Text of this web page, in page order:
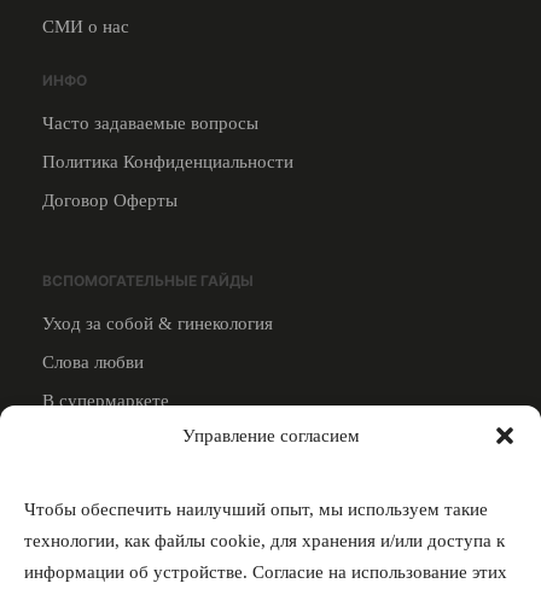
Управление согласием
Чтобы обеспечить наилучший опыт, мы используем такие
технологии, как файлы cookie, для хранения и/или доступа к
информации об устройстве. Согласие на использование этих
СМИ о нас
ИНФО
Часто задаваемые вопросы
Политика Конфиденциальности
Договор Оферты
ВСПОМОГАТЕЛЬНЫЕ ГАЙДЫ
Уход за собой & гинекология
Слова любви
В супермаркете
Стать преподавателем
4000 грн за преподавателя